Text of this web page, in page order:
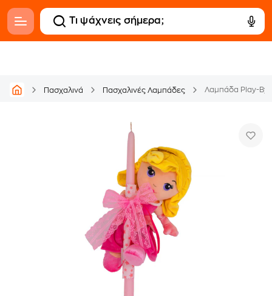
Πασχαλινά Πασχαλινές Λαμπάδες Λαμπάδα Play-